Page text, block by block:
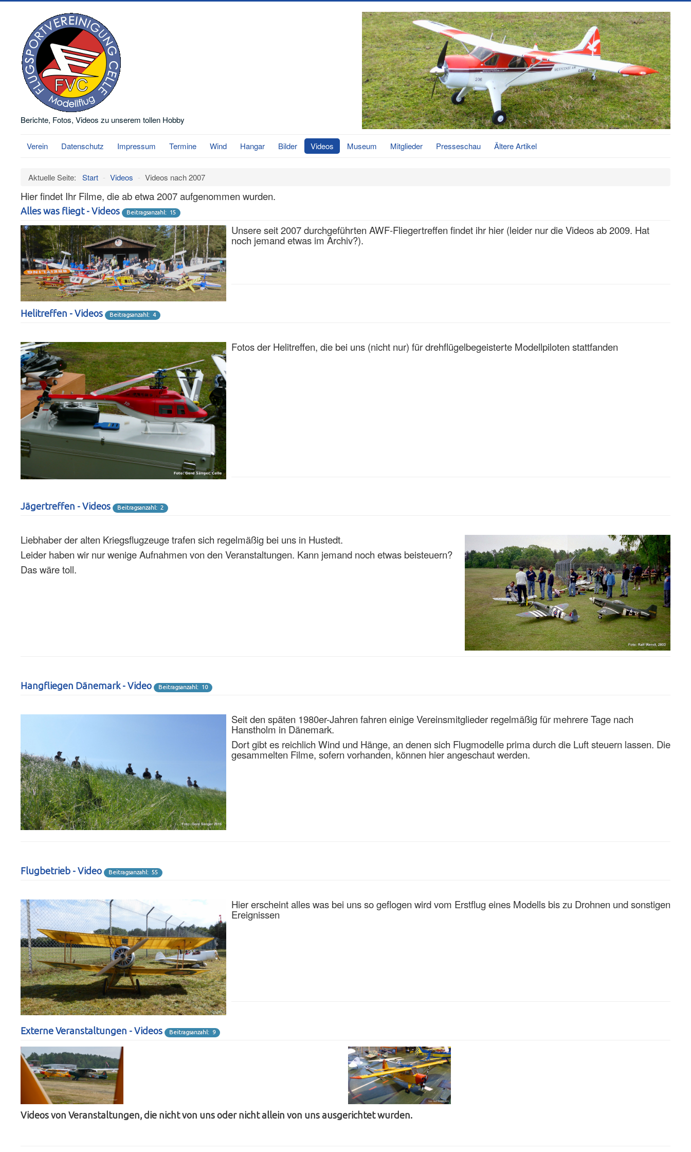
Berichte, Fotos, Videos zu unserem tollen Hobby
Verein Datenschutz Impressum Termine Wind Hangar Bilder Videos Museum Mitglieder Presseschau Ältere Artikel
Aktuelle Seite: Start - Videos - Videos nach 2007
Hier findet Ihr Filme, die ab etwa 2007 aufgenommen wurden.
Alles was fliegt - Videos Beitragsanzahl: 15
Unsere seit 2007 durchgeführten AWF-Fliegertreffen findet ihr hier (leider nur die Videos ab 2009. Hat
noch jemand etwas im Archiv?).
Helitreffen - Videos Beitragsanzahl: 4
Fotos der Helitreffen, die bei uns (nicht nur) für drehflügelbegeisterte Modellpiloten stattfanden
Jägertreffen - Videos Beitragsanzahl: 2
Liebhaber der alten Kriegsflugzeuge trafen sich regelmäßig bei uns in Hustedt.
Leider haben wir nur wenige Aufnahmen von den Veranstaltungen. Kann jemand noch etwas beisteuern?
Das wäre toll.
Hangfliegen Dänemark - Video Beitragsanzahl: 10
Seit den späten 1980er-Jahren fahren einige Vereinsmitglieder regelmäßig für mehrere Tage nach
Hanstholm in Dänemark.
Dort gibt es reichlich Wind und Hänge, an denen sich Flugmodelle prima durch die Luft steuern lassen. Die
gesammelten Filme, sofern vorhanden, können hier angeschaut werden.
Flugbetrieb - Video Beitragsanzahl: 55
Hier erscheint alles was bei uns so geflogen wird vom Erstflug eines Modells bis zu Drohnen und sonstigen
Ereignissen
Externe Veranstaltungen - Videos Beitragsanzahl: 9
Videos von Veranstaltungen, die nicht von uns oder nicht allein von uns ausgerichtet wurden.